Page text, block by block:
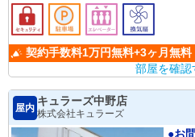
契約手数料1万円無料+3ヶ月無料
部屋を確認
屋内
キュラーズ中野店
株式会社キュラーズ
●お